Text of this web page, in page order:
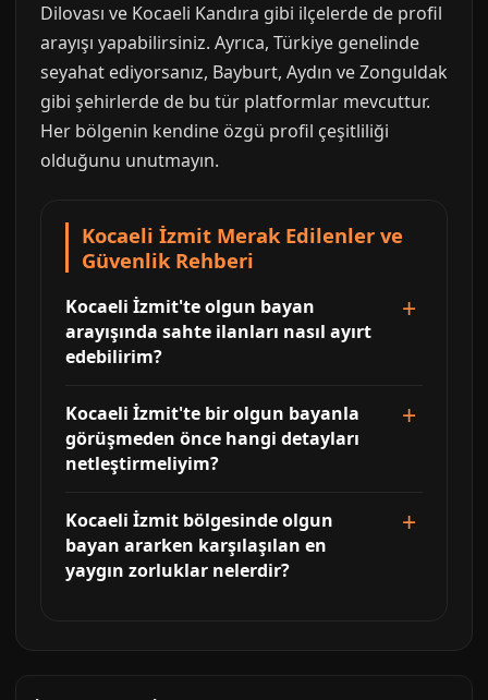
Dilovası ve Kocaeli Kandıra gibi ilçelerde de profil
arayışı yapabilirsiniz. Ayrıca, Türkiye genelinde
seyahat ediyorsanız, Bayburt, Aydın ve Zonguldak
gibi şehirlerde de bu tür platformlar mevcuttur.
Her bölgenin kendine özgü profil çeşitliliği
olduğunu unutmayın.
Kocaeli İzmit Merak Edilenler ve
Güvenlik Rehberi
Kocaeli İzmit'te olgun bayan
arayışında sahte ilanları nasıl ayırt
edebilirim?
Kocaeli İzmit'te bir olgun bayanla
görüşmeden önce hangi detayları
netleştirmeliyim?
Kocaeli İzmit bölgesinde olgun
bayan ararken karşılaşılan en
yaygın zorluklar nelerdir?